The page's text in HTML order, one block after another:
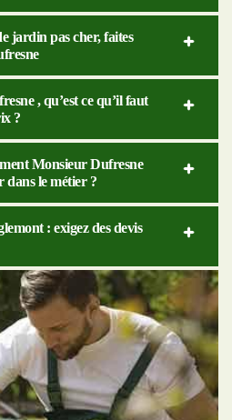
jardin pas cher, faites
, qu’est ce qu’il faut
?
Monsieur Dufresne
le métier ?
: exigez des devis